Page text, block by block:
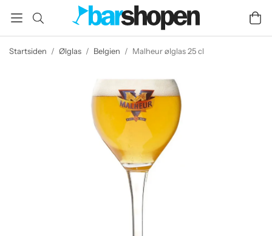
Startsiden / Ølglas / Belgien / Malheur ølglas 25 cl